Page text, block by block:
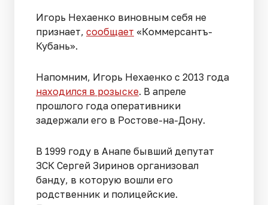
Игорь Нехаенко виновным себя не
признает, сообщает «Коммерсантъ-
Кубань».
Напомним, Игорь Нехаенко с 2013 года
находился в розыске. В апреле
прошлого года оперативники
задержали его в Ростове-на-Дону.
В 1999 году в Анапе бывший депутат
ЗСК Сергей Зиринов организовал
банду, в которую вошли его
родственник и полицейские.